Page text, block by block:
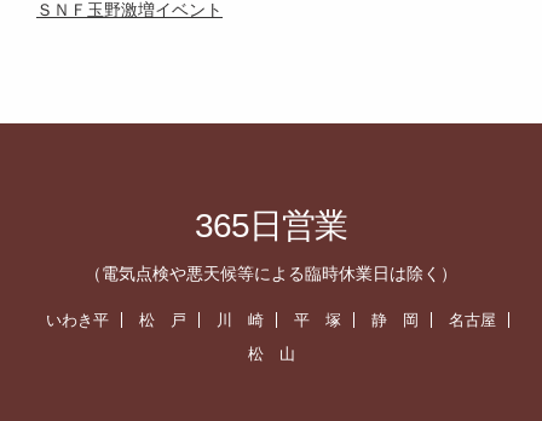
ＳＮＦ玉野激増イベント
365日営業
（電気点検や悪天候等による臨時休業日は除く）
いわき平 松 戸 川 崎 平 塚 静 岡
名古屋
松 山